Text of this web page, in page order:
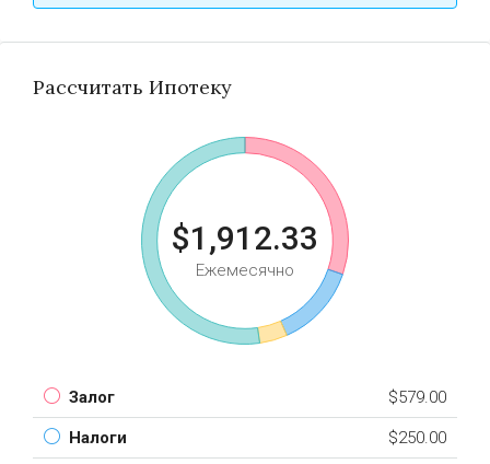
Рассчитать Ипотеку
$1,912.33
Ежемесячно
Залог $579.00
Налоги $250.00